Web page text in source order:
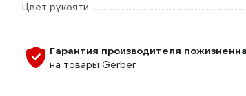
Цвет рукояти
Гарантия производителя
на товары Gerber